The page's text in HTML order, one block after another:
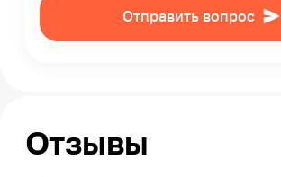
Отправить вопрос
Отзывы